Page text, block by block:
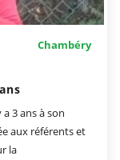
Chambéry
3 ans à son
aux référents et
la